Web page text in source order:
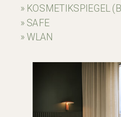
» KOSMETIKSPIEGEL
» SAFE
» WLAN